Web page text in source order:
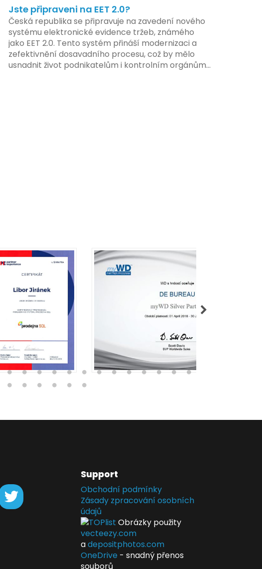
konečná fáze plánovaná na druhé pololetí roku
2024 zahrnuje kompletní integraci systému EET 2.0
do praxe, s povinností prodejců zapojit se do
nového systému, včetně zvýšeného dohledu nad
dodržováním pravidel.
legislativa se mění, ale základní pravidlo zůstává –
pokladna musí šlapat jako hodinky. Jinak jsou
problémy.
Jste připraveni na EET 2.0?
Česká republika se připravuje na zavedení nového
systému elektronické evidence tržeb, známého
jako EET 2.0. Tento systém přináší modernizaci a
zefektivnění dosavadního procesu, což by mělo
usnadnit život podnikatelům i kontrolním orgánům.
Support
Obchodní podmínky
Zásady zpracování osobních
údajů
Obrázky použity
vecteezy.com
adepositphotos.com
OneDrive - snadný přenos
souborů